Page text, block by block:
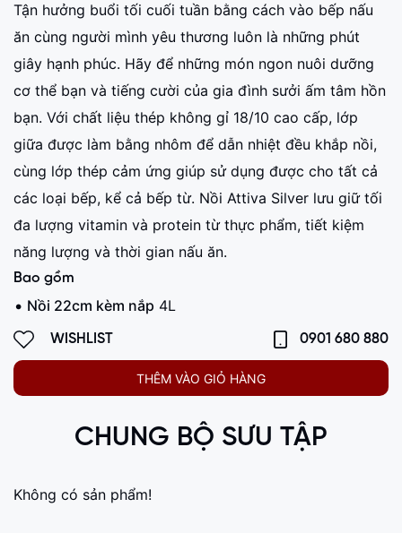
Tận hưởng buổi tối cuối tuần bằng cách vào bếp nấu
ăn cùng người mình yêu thương luôn là những phút
giây hạnh phúc. Hãy để những món ngon nuôi dưỡng
cơ thể bạn và tiếng cười của gia đình sưởi ấm tâm hồn
bạn. Với chất liệu thép không gỉ 18/10 cao cấp, lớp
giữa được làm bằng nhôm để dẫn nhiệt đều khắp nồi,
cùng lớp thép cảm ứng giúp sử dụng được cho tất cả
các loại bếp, kể cả bếp từ. Nồi Attiva Silver lưu giữ tối
đa lượng vitamin và protein từ thực phẩm, tiết kiệm
năng lượng và thời gian nấu ăn.
Bao gồm
Nồi 22cm kèm nắp 4L
WISHLIST 0901 680 880
THÊM VÀO GIỎ HÀNG
CHUNG BỘ SƯU TẬP
Không có sản phẩm!